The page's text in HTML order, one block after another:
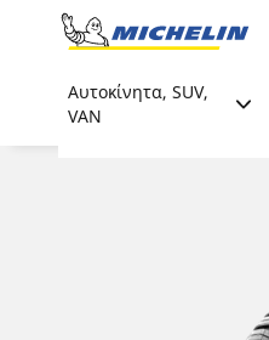
Go to page content
Αυτοκίνητα, SUV,
VAN